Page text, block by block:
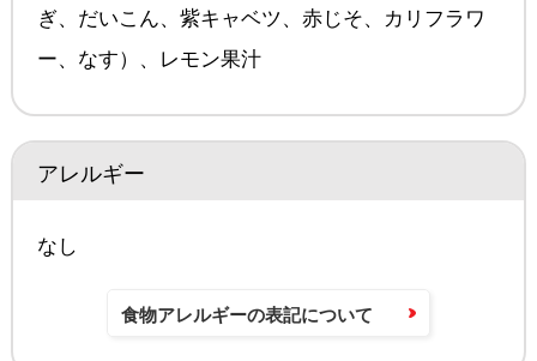
ぎ、だいこん、紫キャベツ、赤じそ、カリフラワ
ー、なす）、レモン果汁
アレルギー
なし
食物アレルギーの表記について